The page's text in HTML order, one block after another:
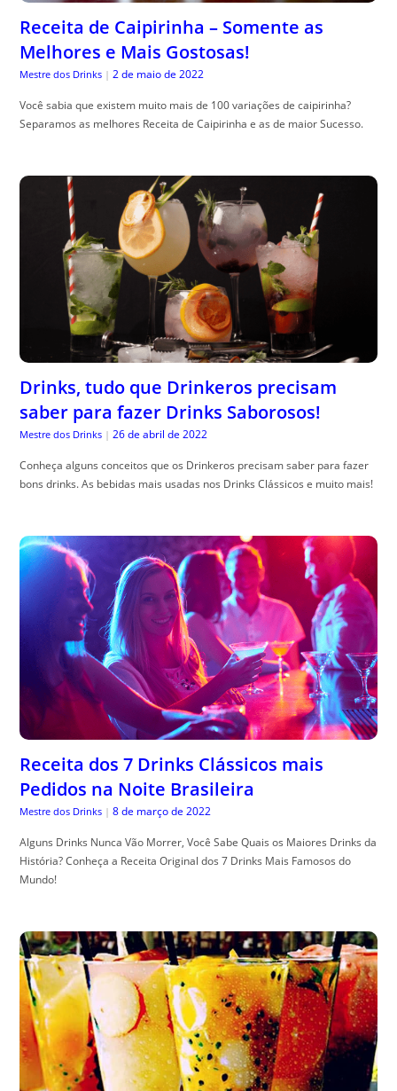
Receita de Caipirinha – Somente as
Melhores e Mais Gostosas!
Mestre dos Drinks | 2 de maio de 2022
Você sabia que existem muito mais de 100 variações de caipirinha?
Separamos as melhores Receita de Caipirinha e as de maior Sucesso.
Drinks, tudo que Drinkeros precisam
saber para fazer Drinks Saborosos!
Mestre dos Drinks | 26 de abril de 2022
Conheça alguns conceitos que os Drinkeros precisam saber para fazer
bons drinks. As bebidas mais usadas nos Drinks Clássicos e muito mais!
Receita dos 7 Drinks Clássicos mais
Pedidos na Noite Brasileira
Mestre dos Drinks | 8 de março de 2022
Alguns Drinks Nunca Vão Morrer, Você Sabe Quais os Maiores Drinks da
História? Conheça a Receita Original dos 7 Drinks Mais Famosos do
Mundo!